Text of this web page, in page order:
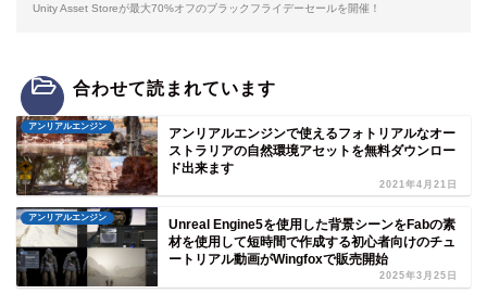
Unity Asset Storeが最大70%オフのブラックフライデーセールを開催！
合わせて読まれています
アンリアルエンジン
アンリアルエンジンで使えるフォトリアルなオー
ストラリアの自然環境アセットを無料ダウンロー
ド出来ます
2021年4月21日
アンリアルエンジン
Unreal Engine5を使用した背景シーンをFabの素
材を使用して短時間で作成する初心者向けのチュ
ートリアル動画がWingfoxで販売開始
2025年3月25日